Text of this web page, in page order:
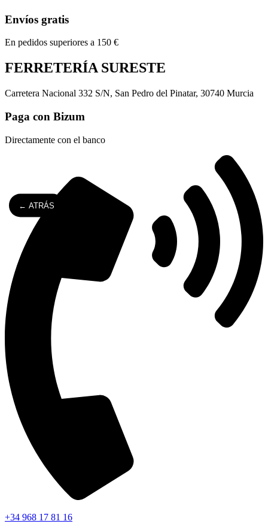
Envíos gratis
En pedidos superiores a 150 €
FERRETERÍA SURESTE
Carretera Nacional 332 S/N, San Pedro del Pinatar, 30740 Murcia
Paga con Bizum
Directamente con el banco
+34 968 17 81 16
← ATRÁS